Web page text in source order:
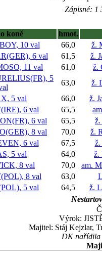
Zápisné: 1
koně
hmot.
10 val 66,0
ž.
6 val 61,5
ž.
11 val 61,0
ž.
5
63,0
ž.
5 val 66,0
ž.
6 val 65,5
6 val 65,5
ž.
8 val 70,0
ž.
6 val 67,5
ž.
5 val 64,0
ž.
8 val 70,0
am.
8 val 63,0
5 val 64,5
ž.
Výrok:
Majitel: Stáj Kejzlar,
DK nařídila